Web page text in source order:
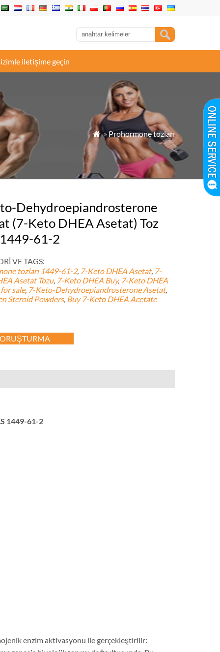
iletişime geçin
 »Prohormone tozları
Dehydroepiandrosterone
(7-Keto DHEA Asetat) Toz
61-2
VE TAGS:
tozları 1449-61-2, 7-Keto DHEA Asetat, 7-
Asetat Tozu, 7-Keto DHEA Buy, 7-Keto DHEA
sale, 7-Keto-Dehydroepiandrosterone Asetat,
Steroid Powders, Buy 7-Keto DHEA Acetate
1449-61-2
enzim aktivasyonu ile gerçekleştirilir: